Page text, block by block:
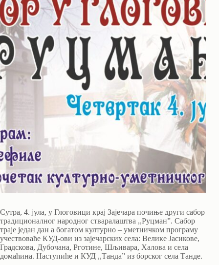
Сутра, 4. јула, у Глоговици крај Зајечара почиње други сабор
традиционалног народног стваралаштва ,,Руцман”. Сабор
траје један дан а богатом културно – уметничком програму
учествоваће КУД-ови из зајечарских села: Велике Јасикове,
Градскова, Дубочана, Рготине, Шљивара, Халова и села
домаћина. Наступиће и КУД ,,Танда” из борског села Танде.